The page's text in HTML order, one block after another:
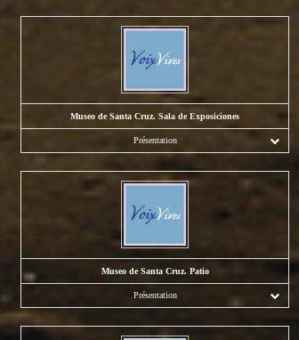
Museo de Santa Cruz. Sala de Exposiciones
Présentation
Museo de Santa Cruz. Patio
Présentation